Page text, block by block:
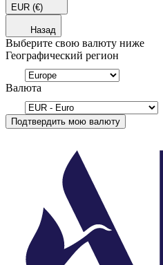
EUR (€)
Назад
Выберите свою валюту ниже
Географический регион
Валюта
Подтвердить мою валюту